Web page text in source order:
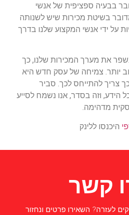
בבעיה ספציפית של אנשי
בשיטת מכירות שיש לשנותה
על ידי אנשי המקצוע שלנו בדרך
את מערך המכירות שלנו, כך
יותר. צמיחה של עסק חדש היא
כך צריך להתייחס לכך. סביר
הידע, וזה בסדר, אנו נשמח לסייע
מדהימה.
היכנסו ללינק
קשר
לעזרה? השאירו פרטים ונחזור